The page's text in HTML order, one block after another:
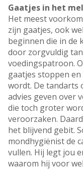
Gaatjes in het
Het meest
zijn gaatjes, ook
beginnen die in de
door zorgvuldig
voedingspatroon.
gaatjes stoppen
wordt. De tandarts
advies geven over
die toch groter
veroorzaken.
het blijvend gebit.
mondhygiënist de
vullen. Hij legt jou
waarom hij voor